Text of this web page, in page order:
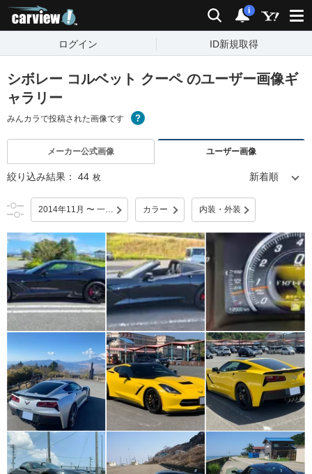
検索 通知
i
ログイン ID新規取得
シボレー コルベット クーペ のユーザー画像ギ
ャラリー
みんカラで投稿された画像です
メーカー公式画像 ユーザー画像
絞り込み結果： 44 枚
2014年11月 〜 一部改良 カラー 内装・外装